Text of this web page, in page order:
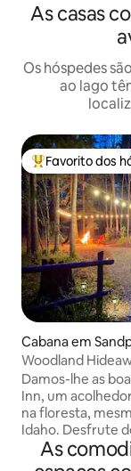
As casas
Os hóspedes
ao lago
Favoritos dos
Favorito dos
Cabana em
Woodland
tranquilo,
estimação
Damos-lhe as
Inn, um
na floresta,
Idaho. Desfrute de isolamento, ar da
montanha e
com fácil acesso
As